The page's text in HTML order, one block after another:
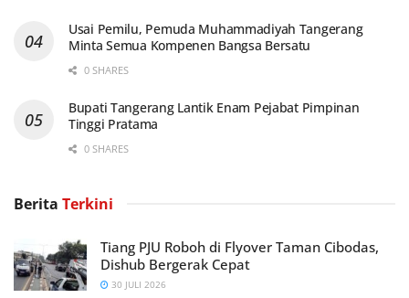
Usai Pemilu, Pemuda Muhammadiyah Tangerang
Minta Semua Kompenen Bangsa Bersatu
0 SHARES
Bupati Tangerang Lantik Enam Pejabat Pimpinan
Tinggi Pratama
0 SHARES
Berita Terkini
Tiang PJU Roboh di Flyover Taman Cibodas,
Dishub Bergerak Cepat
30 JULI 2026